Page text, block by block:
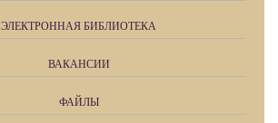
ЭЛЕКТРОННАЯ БИБЛИОТЕКА
ВАКАНСИИ
ФАЙЛЫ